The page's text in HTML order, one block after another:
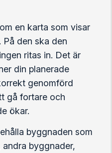
en karta som visar
den ska den
ritas in. Det är
din planerade
genomförd
gå fortare och
ökar.
byggnaden som
byggnader,